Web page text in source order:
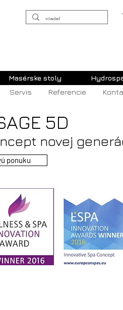
Masérske stoly
Servis Referencie
5D
novej
ponuku